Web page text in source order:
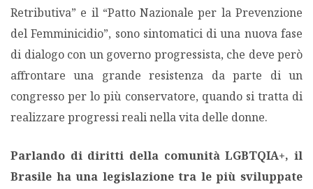
Retributiva” e il “Patto Nazionale per la Prevenzione
del Femminicidio”, sono sintomatici di una nuova fase
di dialogo con un governo progressista, che deve però
affrontare una grande resistenza da parte di un
congresso per lo più conservatore, quando si tratta di
realizzare progressi reali nella vita delle donne.
Parlando di diritti della comunità LGBTQIA+, il
Brasile ha una legislazione tra le più sviluppate